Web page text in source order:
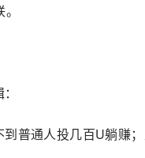
普通人投几百U躺赚